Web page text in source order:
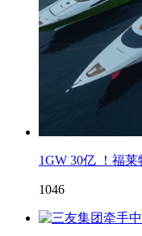
1GW 30亿 ！福
1046